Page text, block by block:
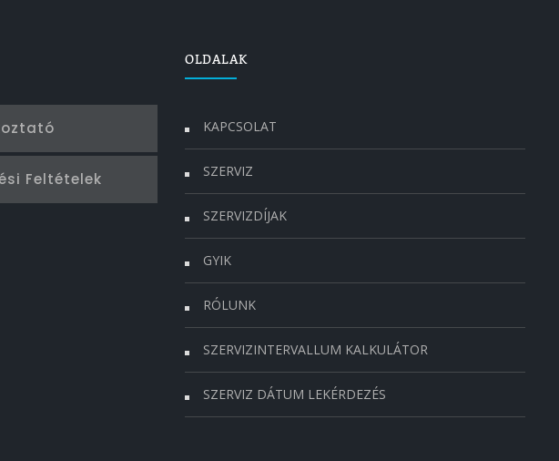
Feltételek
OLDALAK
KAPCSOLAT
SZERVIZ
SZERVIZDÍJAK
GYIK
RÓLUNK
SZERVIZINTERVALLUM KALKULÁTOR
SZERVIZ DÁTUM LEKÉRDEZÉS